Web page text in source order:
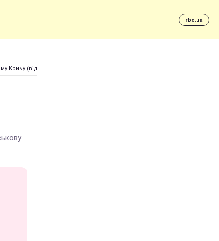
rbc.ua
Криму (відео)